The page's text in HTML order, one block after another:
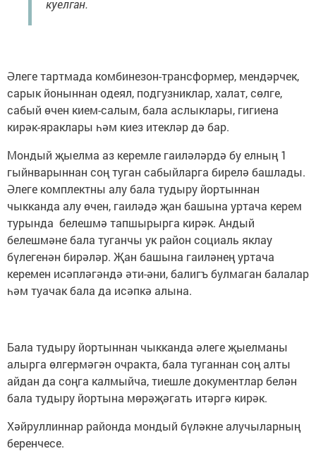
куелган.
Әлеге тартмада комбинезон-трансформер, мендәрчек,
сарык йоныннан одеял, подгузниклар, халат, сөлге,
сабый өчен кием-салым, бала аслыклары, гигиена
кирәк-яраклары һәм киез итекләр дә бар.
Мондый җыелма аз керемле гаиләләрдә бу елның 1
гыйнварыннан соң туган сабыйларга бирелә башлады.
Әлеге комплектны алу бала тудыру йортыннан
чыкканда алу өчен, гаиләдә җан башына уртача керем
турында белешмә тапшырырга кирәк. Андый
белешмәне бала туганчы ук район социаль яклау
бүлегенән бирәләр. Җан башына гаиләнең уртача
керемен исәпләгәндә әти-әни, балигъ булмаган балалар
һәм туачак бала да исәпкә алына.
Бала тудыру йортыннан чыкканда әлеге җыелманы
алырга өлгермәгән очракта, бала туганнан соң алты
айдан да соңга калмыйча, тиешле документлар белән
бала тудыру йортына мөрәҗәгать итәргә кирәк.
Хәйруллиннар районда мондый бүләкне алучыларның
беренчесе.